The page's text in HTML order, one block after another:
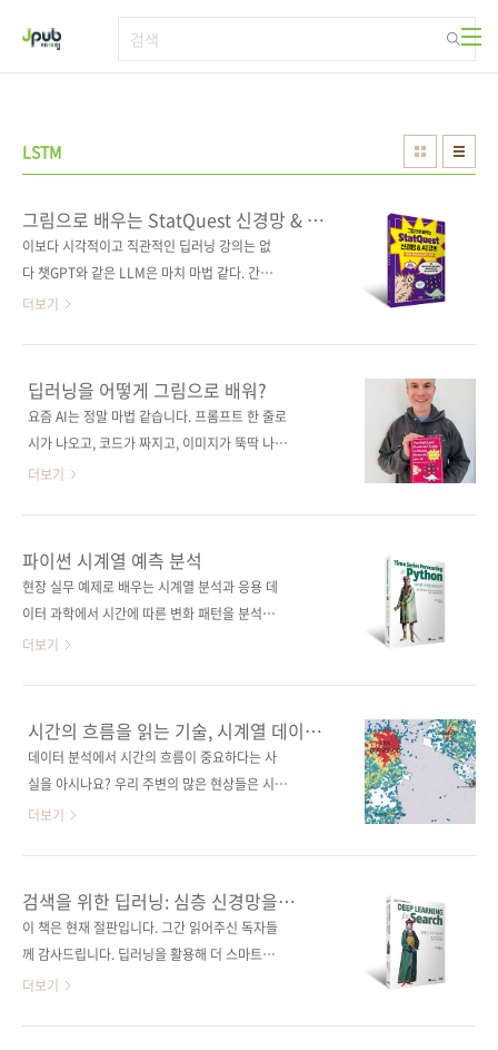
LSTM
그림으로 배우는 StatQuest 신경망 & AI
강의
이보다 시각적이고 직관적인 딥러닝 강의는 없
다 챗GPT와 같은 LLM은 마치 마법 같다. 간단
한 프롬프트 하나로 시를 생성하거나 코드를 작
관적인 예시와 명확한 그림으로 보여준다. 신경
망과 AI의 기초부터 시작해 이미지 분류, 자연어
처리 등 최신 기술까지 차근차근 알려주며, 주요
신경망을 처음부터 코딩하는 방법을 배울 수 있
다. 부록에서는 학교에서 배웠지만 지금은 잊어
사이트(가나다순) [교보문고] [도서11번가] [알
라딘] [예스이십사] [쿠팡] 전자책 구매 사이트
(가나다순)[교보문고] [구글북스] [리디북스] ..
더보기
딥러닝을 어떻게 그림으로 배워?
요즘 AI는 정말 마법 같습니다. 프롬프트 한 줄로
시가 나오고, 코드가 짜지고, 이미지가 뚝딱 나오
죠. 그런데 마법을 쓰려면 주문의 구조, 딥러닝에
복잡한 이론 때문에 첫 장부터 책을 덮는 경우가
많습니다. 신경망이 대체 어떻게 학습을 하는지,
역전파가 왜 필요한지, 트랜스포머가 도대체 뭘
다. 《그림으로 배우는 StatQuest 신경망 & AI
강의》, 머리에 쏙쏙 들어오는 딥러닝 그림책이
게 그림으로 배워?”라고 하실지도 모르지만, 이
책의 저자, ‘데이터계의 밥 로스’라고 불리는 조
시 스타머는 그 특유의 친절함..
더보기
파이썬 시계열 예측 분석
현장 실무 예제로 배우는 시계열 분석과 응용 데
이터 과학에서 시간에 따른 변화 패턴을 분석하
여 다양한 예측 모델을 구축하면, 미래 예측은 물
방법을 소개한다. 시계열 데이터를 정의하고, 베
이스라인 모델을 개발하고, 통계적 모델과 텐서
플로 및 최신 딥러닝 도구를 사용하여 대규모 모
러리까지 다룬다. 구글 주가 동향, 항당뇨제 처방
량 예측, 가정의 전력 소비량 예측 등 다양한 실
구매 사이트(가나다순) [교보문고] [도서11번
가] [알라딘] [예스이십사] [인터파크] [쿠
팡] 전자책 구매 사이트(가나다순) 교보문고 /..
더보기
시간의 흐름을 읽는 기술, 시계열 데이터
분석
데이터 분석에서 시간의 흐름이 중요하다는 사
실을 아시나요? 우리 주변의 많은 현상들은 시간
에 따라 변화하며, 이러한 변화 패턴을 이해하는
등 이 모든 것들은 시간이라는 축을 따라 움직입
니다. 이런 데이터를 시계열 데이터라고 부르며,
이를 분석하는 능력은 현대 비즈니스와 과학 분
계열 데이터를 다루는 이유는 명확합니다. 트렌
드 파악: 장기적인 변화 방향을 이해할 수 있습니
더보기
검색을 위한 딥러닝: 심층 신경망을
활용하는 차세대 검색 엔진 개발
이 책은 현재 절판입니다. 그간 읽어주신 독자들
께 감사드립니다. 딥러닝을 활용해 더 스마트하
고 인간 친화적인 검색 엔진을 만드는 기술의 모
더보기